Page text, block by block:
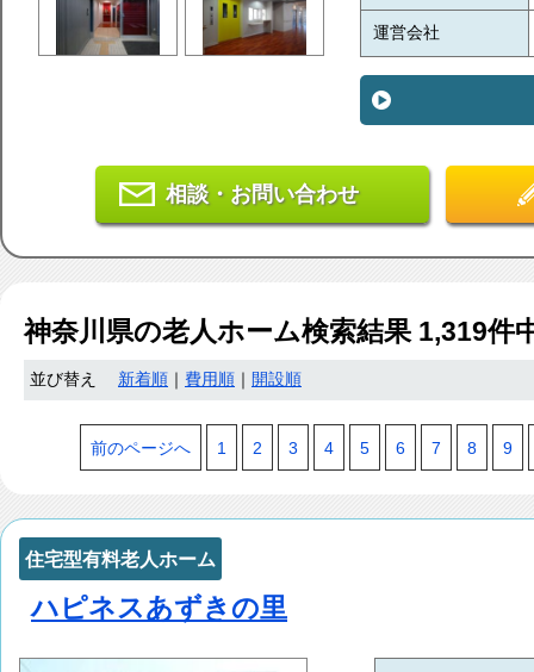
運営会社
相談・お問い合わせ
神奈川県の老人ホーム検索結果 1,319件
並び替え 新着順 費用順 開設順
前のページへ 1 2 3 4 5 6 7 8 9
住宅型有料老人ホーム
ハピネスあずきの里